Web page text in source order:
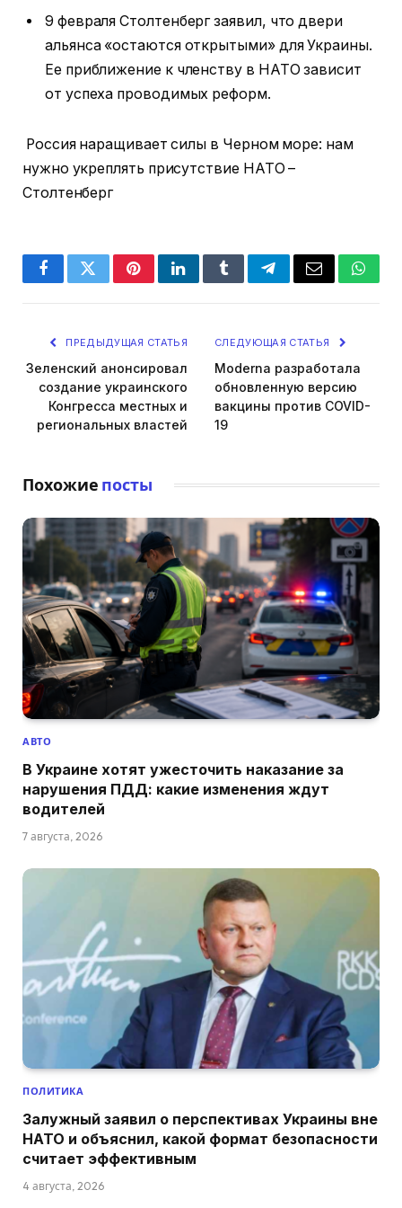
9 февраля Столтенберг заявил, что двери
альянса «остаются открытыми» для Украины.
Ее приближение к членству в НАТО зависит
от успеха проводимых реформ.
Россия наращивает силы в Черном море: нам
нужно укреплять присутствие НАТО –
Столтенберг
FacebookTwitterPinterestLinkedInTumblrTelegramEmail
ПРЕДЫДУЩАЯ СТАТЬЯ
Зеленский анонсировал
создание украинского
Конгресса местных и
региональных властей
СЛЕДУЮЩАЯ СТАТЬЯ
Moderna разработала
обновленную версию
вакцины против COVID-
19
Похожие посты
АВТО
В Украине хотят ужесточить наказание за
нарушения ПДД: какие изменения ждут
водителей
7 августа, 2026
ПОЛИТИКА
Залужный заявил о перспективах Украины вне
НАТО и объяснил, какой формат безопасности
считает эффективным
4 августа, 2026